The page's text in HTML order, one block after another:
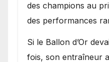
des champions au
des performances
Si le Ballon d’Or
fois, son entraîneur